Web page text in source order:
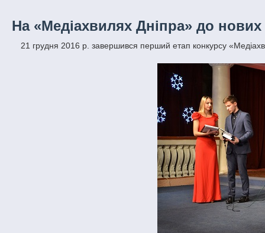
На «Медіахвилях Дніпра» до нових
21 грудня 2016 р. завершився перший етап конкурсу